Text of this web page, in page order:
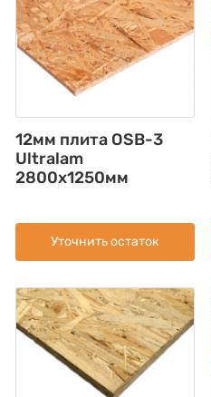
12мм плита OSB-3
Ultralam
2800x1250мм
Уточнить остаток